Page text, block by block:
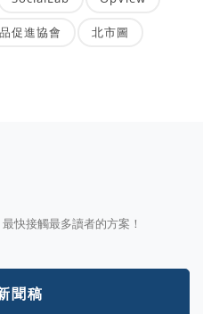
促進協會 北市圖
快接觸最多讀者的方案！
聞稿